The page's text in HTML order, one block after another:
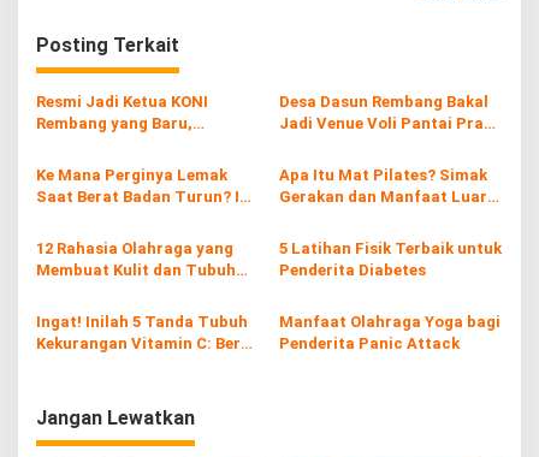
g
a
s
p
o
s
Posting Terkait
Resmi Jadi Ketua KONI
Rembang yang Baru,
Tingkatkan Prestasi
Olahraga
Desa Dasun Rembang Bakal
Jadi Venue Voli Pantai Pra
Ke Mana Perginya Lemak
Saat Berat Badan Turun? Ini
Apa Itu Mat Pilates? Simak
Gerakan dan Manfaat Luar
12 Rahasia Olahraga yang
Membuat Kulit dan Tubuh
5 Latihan Fisik Terbaik untuk
Penderita Diabetes
Ingat! Inilah 5 Tanda Tubuh
Kekurangan Vitamin C: Berat
Manfaat Olahraga Yoga bagi
Penderita Panic Attack
Jangan Lewatkan